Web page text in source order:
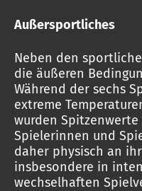
Außersportliches
Neben den
die äußeren
Während der sechs
extreme
wurden
Spielerinnen und
daher physisch an
insbesondere in
wechselhaften